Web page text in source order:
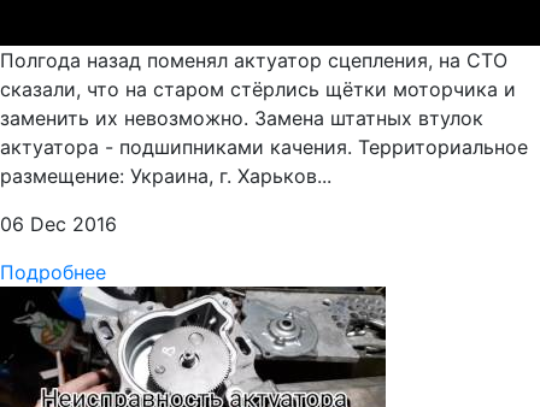
Полгода назад поменял актуатор сцепления, на СТО
сказали, что на старом стёрлись щётки моторчика и
заменить их невозможно. Замена штатных втулок
актуатора - подшипниками качения. Территориальное
размещение: Украина, г. Харьков...
06 Dec 2016
Подробнее